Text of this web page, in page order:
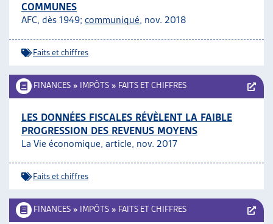
COMMUNES
AFC, dès 1949; communiqué, nov. 2018
Faits et chiffres
FINANCES » IMPÔTS » FAITS ET CHIFFRES
LES DONNÉES FISCALES RÉVÈLENT LA FAIBLE
PROGRESSION DES REVENUS MOYENS
La Vie économique, article, nov. 2017
Faits et chiffres
FINANCES » IMPÔTS » FAITS ET CHIFFRES